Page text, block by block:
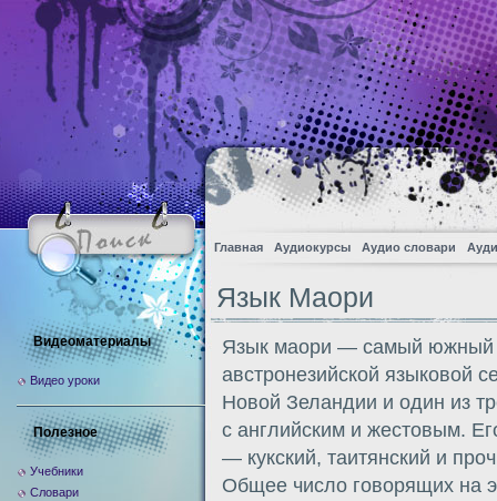
Главная Аудиокурсы Аудио словари
Язык Маори
Язык маори — самый южный
австронезийской языковой
Новой Зеландии и один из
с английским и жестовым.
— кукский, таитянский и
Общее число говорящих на
Видеоматериалы
Видео уроки
Полезное
Учебники
Словари